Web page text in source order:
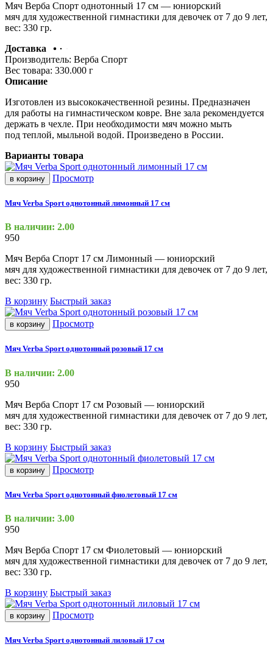
Мяч Верба Спорт однотонный 17 см — юниорский
мяч для художественной гимнастики для девочек от 7 до 9 лет,
вес: 330 гр.
Доставка
Производитель: Верба Спорт
Вес товара: 330.000 г
Описание
Изготовлен из высококачественной резины. Предназначен
для работы на гимнастическом ковре. Вне зала рекомендуется
держать в чехле. При необходимости мяч можно мыть
под теплой, мыльной водой. Произведено в России.
Варианты товара
в корзину Просмотр
Мяч Verba Sport однотонный лимонный 17 см
В наличии: 2.00
950
Мяч Верба Спорт 17 см Лимонный — юниорский
мяч для художественной гимнастики для девочек от 7 до 9 лет,
вес: 330 гр.
В корзину Быстрый заказ
в корзину Просмотр
Мяч Verba Sport однотонный розовый 17 см
В наличии: 2.00
950
Мяч Верба Спорт 17 см Розовый — юниорский
мяч для художественной гимнастики для девочек от 7 до 9 лет,
вес: 330 гр.
В корзину Быстрый заказ
в корзину Просмотр
Мяч Verba Sport однотонный фиолетовый 17 см
В наличии: 3.00
950
Мяч Верба Спорт 17 см Фиолетовый — юниорский
мяч для художественной гимнастики для девочек от 7 до 9 лет,
вес: 330 гр.
В корзину Быстрый заказ
в корзину Просмотр
Мяч Verba Sport однотонный лиловый 17 см